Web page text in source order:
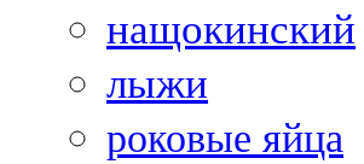
нащокинский
лыжи
роковые яйца